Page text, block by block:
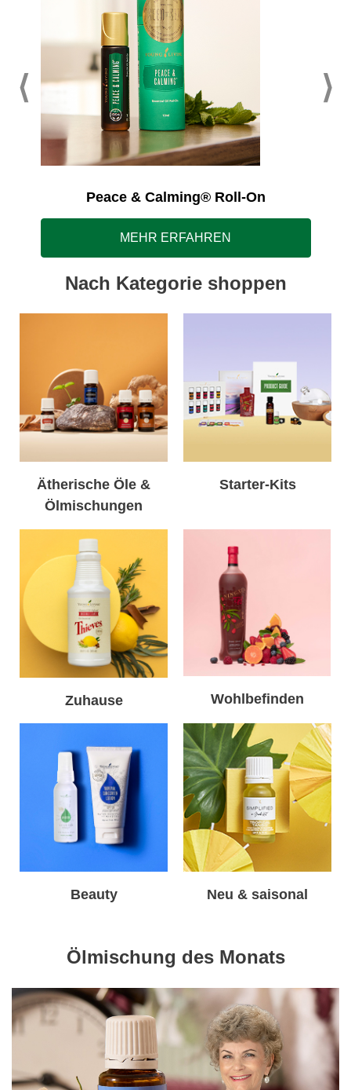
Peace & Calming® Roll-On
MEHR ERFAHREN
Nach Kategorie shoppen
Ätherische Öle &
Ölmischungen
Starter-Kits
Zuhause Wohlbefinden
Beauty Neu & saisonal
Ölmischung des Monats